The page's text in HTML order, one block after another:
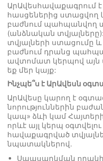
ԱրԱվեսհավաքագրում
հասցեներից ստացվող
բաժնում պահպանվող
(անձնական
տվյալների ստացումը և
բաժնում դրանց
ավտոմատ կերպով այն
եք մեր կայք:
Ինչպե՞ս է ԱրԱվեսն
ԱրԱվեսը կարող է
նորություններին
կապ» ձևի կամ
որևէ այլ կերպ
հավաքագրված
նպատակներով.
Սպասարկման